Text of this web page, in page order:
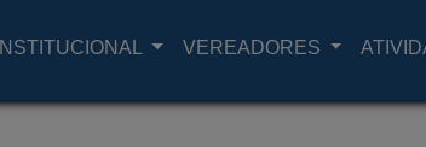
INSTITUCIONAL VEREADORES